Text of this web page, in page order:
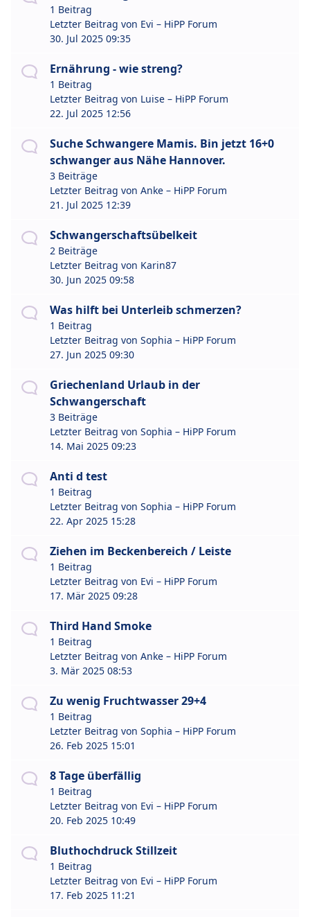
1 Beitrag
Letzter Beitrag von Evi – HiPP Forum
30. Jul 2025 09:35
Ernährung - wie streng?
1 Beitrag
Letzter Beitrag von Luise – HiPP Forum
22. Jul 2025 12:56
Suche Schwangere Mamis. Bin jetzt 16+0
schwanger aus Nähe Hannover.
3 Beiträge
Letzter Beitrag von Anke – HiPP Forum
21. Jul 2025 12:39
Schwangerschaftsübelkeit
2 Beiträge
Letzter Beitrag von Karin87
30. Jun 2025 09:58
Was hilft bei Unterleib schmerzen?
1 Beitrag
Letzter Beitrag von Sophia – HiPP Forum
27. Jun 2025 09:30
Griechenland Urlaub in der
Schwangerschaft
3 Beiträge
Letzter Beitrag von Sophia – HiPP Forum
14. Mai 2025 09:23
Anti d test
1 Beitrag
Letzter Beitrag von Sophia – HiPP Forum
22. Apr 2025 15:28
Ziehen im Beckenbereich / Leiste
1 Beitrag
Letzter Beitrag von Evi – HiPP Forum
17. Mär 2025 09:28
Third Hand Smoke
1 Beitrag
Letzter Beitrag von Anke – HiPP Forum
3. Mär 2025 08:53
Zu wenig Fruchtwasser 29+4
1 Beitrag
Letzter Beitrag von Sophia – HiPP Forum
26. Feb 2025 15:01
8 Tage überfällig
1 Beitrag
Letzter Beitrag von Evi – HiPP Forum
20. Feb 2025 10:49
Bluthochdruck Stillzeit
1 Beitrag
Letzter Beitrag von Evi – HiPP Forum
17. Feb 2025 11:21